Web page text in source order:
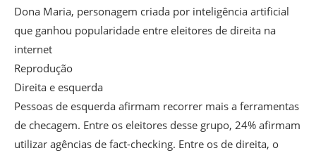
Dona Maria, personagem criada por inteligência artificial
que ganhou popularidade entre eleitores de direita na
internet
Reprodução
Direita e esquerda
Pessoas de esquerda afirmam recorrer mais a ferramentas
de checagem. Entre os eleitores desse grupo, 24% afirmam
utilizar agências de fact-checking. Entre os de direita, o